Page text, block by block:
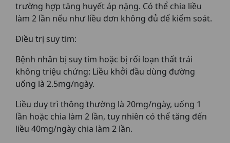
trường hợp tăng huyết áp nặng. Có thể chia liều
làm 2 lần nếu như liều đơn không đủ để kiểm soát.
Điều trị suy tim:
Bệnh nhân bị suy tim hoặc bị rối loạn thất trái
không triệu chứng: Liều khởi đầu dùng đường
uống là 2.5mg/ngày.
Liều duy trì thông thường là 20mg/ngày, uống 1
lần hoặc chia làm 2 lần, tuy nhiên có thể tăng đến
liều 40mg/ngày chia làm 2 lần.